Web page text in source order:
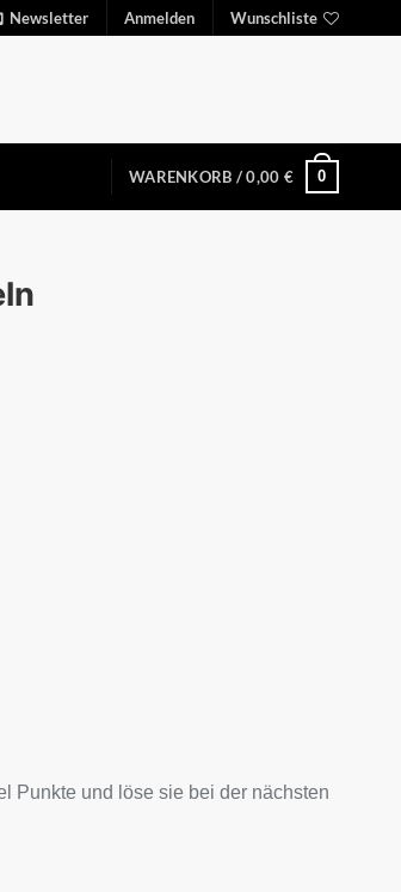
Newsletter Anmelden Wunschliste
WARENKORB /0,00 € 0
Punkte und löse sie bei der nächsten